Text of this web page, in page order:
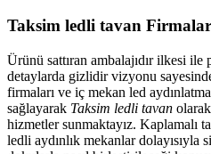
Taksim ledli tavan
Ürünü sattıran ambalajıdır ilkesi ile
detaylarda gizlidir vizyonu
firmaları ve iç mekan led
sağlayarak Taksim ledli tavan
hizmetler sunmaktayız. Kaplamalı
ledli aydınlık mekanlar dolayısıyla